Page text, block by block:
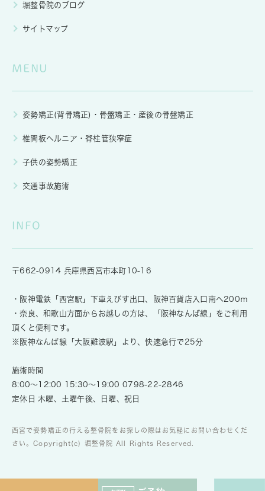
堀整骨院のブログ
サイトマップ
MENU
姿勢矯正(背骨矯正)・骨盤矯正・産後の骨盤矯正
椎間板ヘルニア・脊柱管狭窄症
子供の姿勢矯正
交通事故施術
INFO
〒662-0914 兵庫県西宮市本町10-16
・阪神電鉄「西宮駅」下車えびす出口、阪神百貨店入口南へ200ｍ
・奈良、和歌山方面からお越しの方は、「阪神なんば線」をご利用
頂くと便利です。
※阪神なんば線「大阪難波駅」より、快速急行で25分
施術時間
8:00～12:00 15:30～19:00 0798-22-2846
定休日 木曜、土曜午後、日曜、祝日
西宮で姿勢矯正の行える整骨院をお探しの際はお気軽にお問い合わせくだ
さい。Copyright(c) 堀整骨院 All Rights Reserved.